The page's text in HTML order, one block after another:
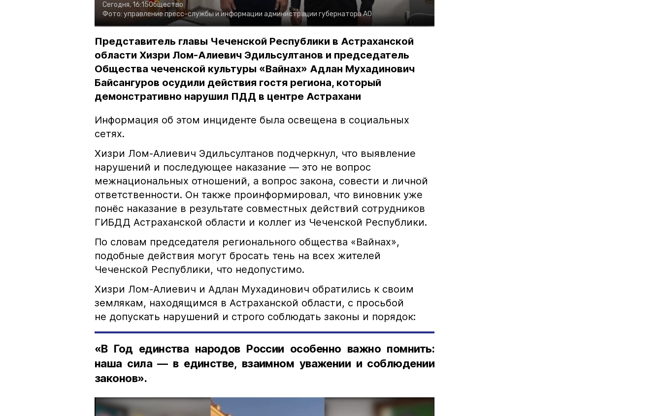
Сегодня, 16:15Общество
Фото: управление пресс-службы и информации администрации губернатора АО
Представитель главы Чеченской Республики в Астраханской
области Хизри Лом-Алиевич Эдильсултанов и председатель
Общества чеченской культуры «Вайнах» Адлан Мухадинович
Байсангуров осудили действия гостя региона, который
демонстративно нарушил ПДД в центре Астрахани
Информация об этом инциденте была освещена в социальных
сетях.
Хизри Лом-Алиевич Эдильсултанов подчеркнул, что выявление
нарушений и последующее наказание — это не вопрос
межнациональных отношений, а вопрос закона, совести и личной
ответственности. Он также проинформировал, что виновник уже
понёс наказание в результате совместных действий сотрудников
ГИБДД Астраханской области и коллег из Чеченской Республики.
По словам председателя регионального общества «Вайнах»,
подобные действия могут бросать тень на всех жителей
Чеченской Республики, что недопустимо.
Хизри Лом-Алиевич и Адлан Мухадинович обратились к своим
землякам, находящимся в Астраханской области, с просьбой
не допускать нарушений и строго соблюдать законы и порядок:
«В Год единства народов России особенно важно помнить:
наша сила — в единстве, взаимном уважении и соблюдении
законов».